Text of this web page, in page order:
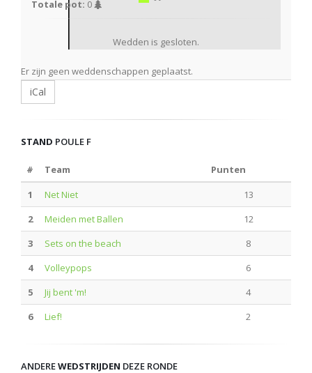
Totale pot: 0
Wedden is gesloten.
Er zijn geen weddenschappen geplaatst.
iCal
STAND POULE F
# Team
Punten
1
Net Niet
13
2
Meiden met Ballen
12
3
Sets on the beach
8
4
Volleypops
6
5
Jij bent 'm!
4
6
Lief! 2
ANDEREWEDSTRIJDEN DEZE RONDE